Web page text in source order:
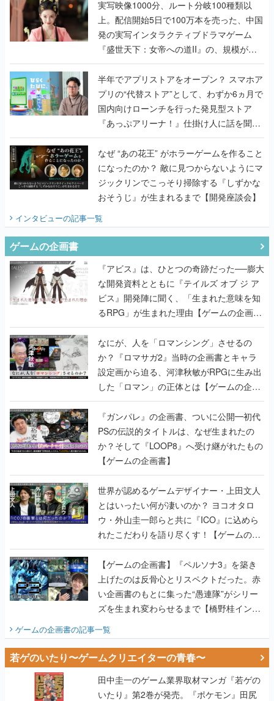
んだレジェンド2人に訊く開発秘話
実写映像1000分、ルート分岐100種類以
上。配信開始5日で100万本を売った、中国
発の実写インタラクティブドラマゲーム
『盛世天下：女帝への道II』の、規模が違
うこだわりをプロデューサーに聞いた
半年でアプリストアをオープン？ スマホア
プリの“代替ストア”として、わずか6ヵ月で
国内向けローンチを行った発見型ストア
『あっぷアリーナ！』仕掛け人に話を聞い
てみた
なぜ “あの花王” がホラーゲームを作ること
になったのか？ 敵に見つからないようにマ
ジックリンでこっそり掃除する『しずかな
おそうじ』が生まれるまで【開発座談会】
インタビューの記事一覧
ゲームの企画書
『アビス』は、ひとつの奇跡だった──膨大
な開発資料とともに『テイルズ オブ ジ ア
ビス』開発陣に聞く、「生まれた意味を知
るRPG」が生まれた理由【ゲームの企画
書】
なにが、人を「ロマンシング」させるの
か？『ロマサガ2』当時の企画書とキャラ
設定画から迫る、河津秋敏がRPGに生み出
した「ロマン」の正体とは【ゲームの企画
書】
『ガンパレ』の企画書、ついに公開━初代
PSの伝説的タイトルは、なぜ生まれたの
か？そして『LOOP8』へ受け継がれたもの
【ゲームの企画書】
世界が認めるゲームデザイナー・上田文人
とはいったい何が凄いのか？ ヨコオタロ
ウ・外山圭一郎らと共に『ICO』に込めら
れたこだわりを語り尽くす！【ゲームの企
画書】
【ゲームの企画書】『ペルソナ3』を築き
上げたのは反骨心とリスペクトだった。赤
い企画書のもとに集った“愚連隊”がシリー
ズを生まれ変わらせるまで【橋野桂インタ
ゲームの企画書の記事一覧
若ゲのいたり〜ゲームクリエイターの青春〜
田中圭一のゲーム業界取材マンガ『若ゲの
いたり』第2巻が発売。『ポケモン』田尻